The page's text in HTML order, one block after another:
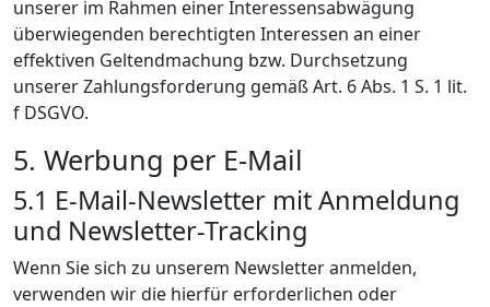
unserer im Rahmen einer Interessensabwägung
überwiegenden berechtigten Interessen an einer
effektiven Geltendmachung bzw. Durchsetzung
unserer Zahlungsforderung gemäß Art. 6 Abs. 1 S. 1 lit.
f DSGVO.
5. Werbung per E-Mail
5.1 E-Mail-Newsletter mit Anmeldung
und Newsletter-Tracking
Wenn Sie sich zu unserem Newsletter anmelden,
verwenden wir die hierfür erforderlichen oder